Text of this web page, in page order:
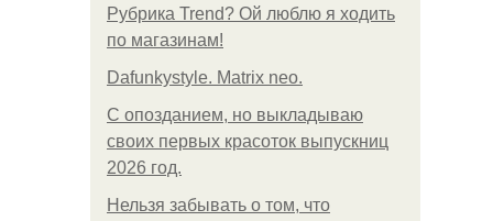
Рубрика Trend? Ой люблю я ходить
по магазинам!
Dafunkystyle. Matrix neo.
С опозданием, но выкладываю
своих первых красоток выпускниц
2026 год.
Нельзя забывать о том, что